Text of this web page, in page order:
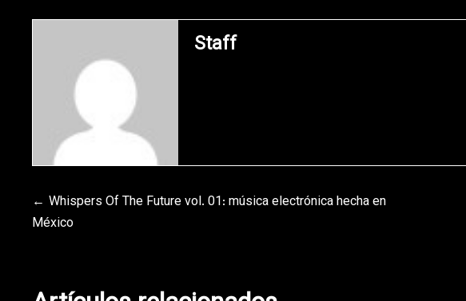
Staff
Navegación
entradas
Whispers Of The Future vol. 01: música electrónica hecha en
México